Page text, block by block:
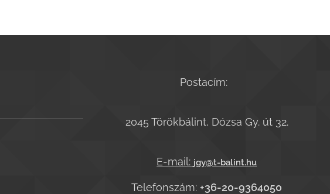
Postacím:
2045 Törökbálint, Dózsa Gy. út 32.
E-mail: jgy@t-balint.hu
Telefonszám: +36-20-9364050